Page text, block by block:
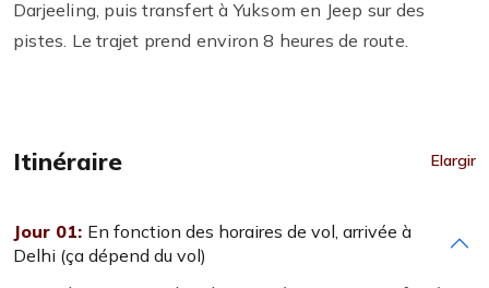
Darjeeling, puis transfert à Yuksom en Jeep sur des
pistes. Le trajet prend environ 8 heures de route.
Itinéraire Elargir
Jour 01: En fonction des horaires de vol, arrivée à
Delhi (ça dépend du vol)